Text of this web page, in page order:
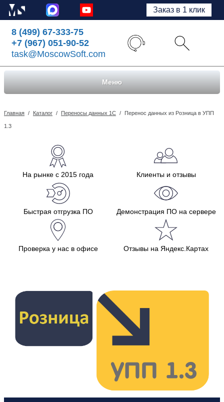
Заказ в 1 клик
8 (499) 67-333-75
+7 (967) 051-90-52
task@MoscowSoft.com
Меню
Главная / Каталог / Переносы данных 1С / Перенос данных из Розница в УПП
1.3
На рынке с 2015 года Клиенты и отзывы
Быстрая отгрузка ПО Демонстрация ПО на сервере
Проверка у нас в офисе Отзывы на Яндекс.Картах